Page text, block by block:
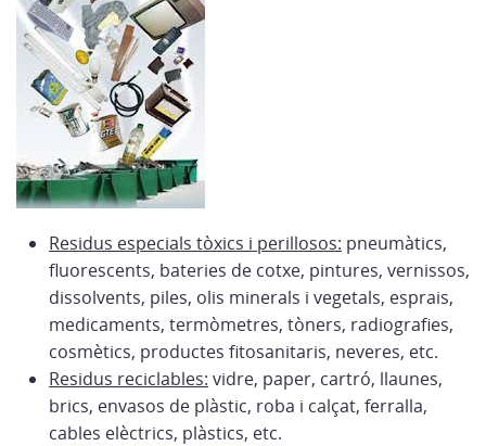
Residus especials tòxics i perillosos: pneumàtics,
fluorescents, bateries de cotxe, pintures, vernissos,
dissolvents, piles, olis minerals i vegetals, esprais,
medicaments, termòmetres, tòners, radiografies,
cosmètics, productes fitosanitaris, neveres, etc.
Residus reciclables: vidre, paper, cartró, llaunes,
brics, envasos de plàstic, roba i calçat, ferralla,
cables elèctrics, plàstics, etc.